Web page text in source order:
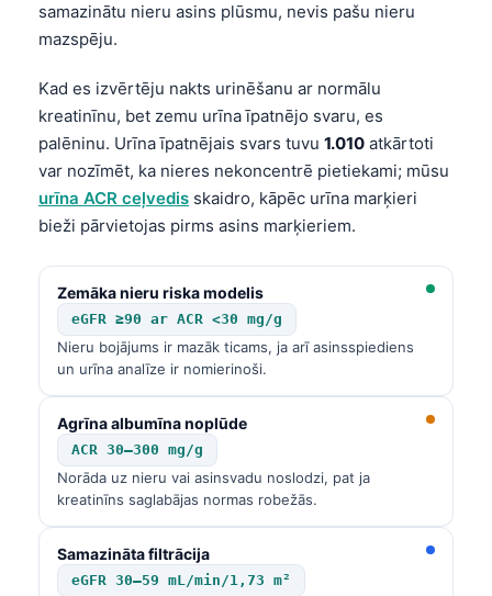
samazinātu nieru asins plūsmu, nevis pašu nieru
mazspēju.
Kad es izvērtēju nakts urinēšanu ar normālu
kreatinīnu, bet zemu urīna īpatnējo svaru, es
palēninu. Urīna īpatnējais svars tuvu 1.010 atkārtoti
var nozīmēt, ka nieres nekoncentrē pietiekami; mūsu
urīna ACR ceļvedis skaidro, kāpēc urīna marķieri
bieži pārvietojas pirms asins marķieriem.
Zemāka nieru riska modelis
eGFR ≥90 ar ACR <30 mg/g
Nieru bojājums ir mazāk ticams, ja arī asinsspiediens
un urīna analīze ir nomierinoši.
Agrīna albumīna noplūde
ACR 30–300 mg/g
Norāda uz nieru vai asinsvadu noslodzi, pat ja
kreatinīns saglabājas normas robežās.
Samazināta filtrācija
eGFR 30–59 mL/min/1,73 m²